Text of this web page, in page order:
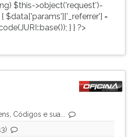
$this->object('request')-
$data['params']['_referrer'] =
} } ?>
Códigos e sua...